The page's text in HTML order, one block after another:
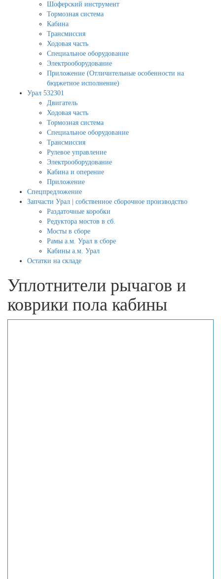
Шоферский инструмент
Тормозная система
Кабина
Трансмиссия
Ходовая часть
Специальное оборудование
Электрооборудование
Приложение (Отличительные особенности на
бюджетное исполнение)
Урал 532301
Двигатель
Ходовая часть
Тормозная система
Специальное оборудование
Трансмиссия
Рулевое управление
Электрооборудование
Кабина и оперение
Приложение
Спецпредложение
Запчасти Урал | собственное сборочное производство
Раздаточные коробки
Редуктора мостов в сб.
Мосты в сборе
Рамы а.м. Урал в сборе
Кабины а.м. Урал
Остатки на складе
Уплотнители рычагов и
коврики пола кабины